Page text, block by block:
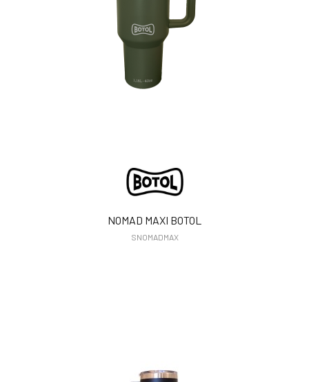
NOMAD MAXI BOTOL
SNOMADMAX